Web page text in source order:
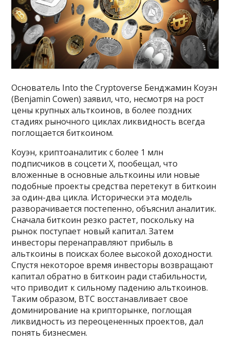
Основатель Into the Cryptoverse Бенджамин Коуэн
(Benjamin Cowen) заявил, что, несмотря на рост
цены крупных альткоинов, в более поздних
стадиях рыночного циклах ликвидность всегда
поглощается биткоином.
Коуэн, криптоаналитик с более 1 млн
подписчиков в соцсети Х, пообещал, что
вложенные в основные альткоины или новые
подобные проекты средства перетекут в биткоин
за один-два цикла. Исторически эта модель
разворачивается постепенно, объяснил аналитик.
Сначала биткоин резко растет, поскольку на
рынок поступает новый капитал. Затем
инвесторы перенаправляют прибыль в
альткоины в поисках более высокой доходности.
Спустя некоторое время инвесторы возвращают
капитал обратно в биткоин ради стабильности,
что приводит к сильному падению альткоинов.
Таким образом, BTC восстанавливает свое
доминирование на крипторынке, поглощая
ликвидность из переоцененных проектов, дал
понять бизнесмен.